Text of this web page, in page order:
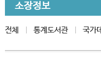
소장정보
전체 통계도서관 국가